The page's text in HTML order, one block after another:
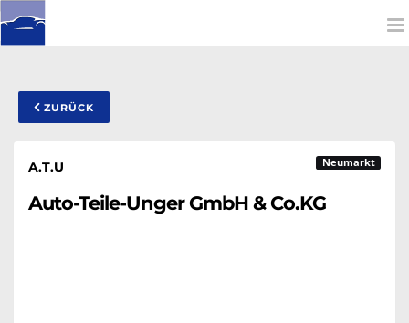
ZURÜCK
Neumarkt
A.T.U
Auto-Teile-Unger GmbH & Co.KG